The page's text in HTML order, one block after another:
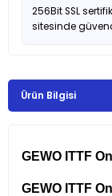
256Bit SSL
sitesinde
Ürün Bilgisi
GEWO ITTF
GEWO ITTF